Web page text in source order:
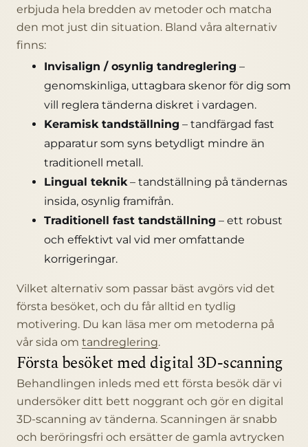
erbjuda hela bredden av metoder och matcha
den mot just din situation. Bland våra alternativ
finns:
Invisalign / osynlig tandreglering –
genomskinliga, uttagbara skenor för dig som
vill reglera tänderna diskret i vardagen.
Keramisk tandställning – tandfärgad fast
apparatur som syns betydligt mindre än
traditionell metall.
Lingual teknik – tandställning på tändernas
insida, osynlig framifrån.
Traditionell fast tandställning – ett robust
och effektivt val vid mer omfattande
korrigeringar.
Vilket alternativ som passar bäst avgörs vid det
första besöket, och du får alltid en tydlig
motivering. Du kan läsa mer om metoderna på
vår sida om tandreglering.
Första besöket med digital 3D-scanning
Behandlingen inleds med ett första besök där vi
undersöker ditt bett noggrant och gör en digital
3D-scanning av tänderna. Scanningen är snabb
och beröringsfri och ersätter de gamla avtrycken